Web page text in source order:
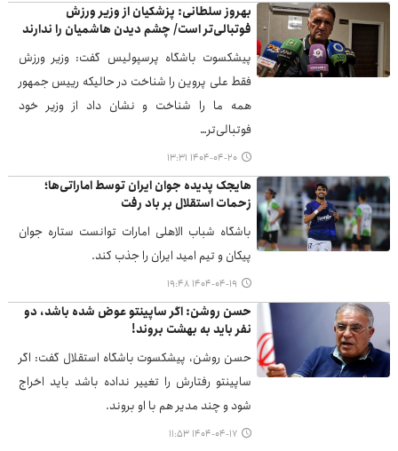
بهروز سلطانی: پزشکیان از وزیر ورزش
فوتبالی‌تر است/ چشم دیدن هاشمیان را ندارند
پیشکسوت باشگاه پرسپولیس گفت: وزیر ورزش
فقط علی پروین را شناخت در حالیکه رییس جمهور
همه ما را شناخت و نشان داد از وزیر خود
فوتبالی‌تر…
۱۴۰۴-۰۴-۲۰ ۱۳:۳۱
هایجک پدیده جوان ایران توسط اماراتی‌ها؛
زحمات استقلال بر باد رفت
باشگاه شباب الاهلی امارات توانست ستاره جوان
پیکان و تیم امید ایران را جذب کند.
۱۴۰۴-۰۴-۱۹ ۱۹:۴۸
حسن روشن: اگر ساپینتو عوض شده باشد، دو
نفر باید به بهشت بروند!
حسن روشن، پیشکسوت باشگاه استقلال گفت: اگر
ساپینتو رفتارش را تغییر نداده باشد باید اخراج
شود و چند مدیر هم با او بروند.
۱۴۰۴-۰۴-۱۷ ۱۱:۵۳